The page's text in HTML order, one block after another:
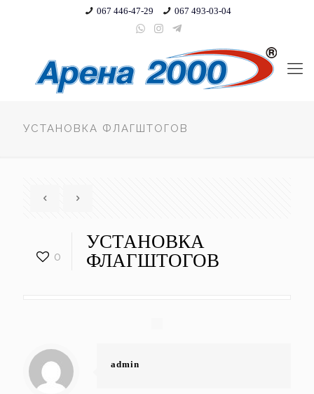
067 446-47-29 067 493-03-04
УСТАНОВКА ФЛАГШТОГОВ
0
УСТАНОВКА
ФЛАГШТОГОВ
admin